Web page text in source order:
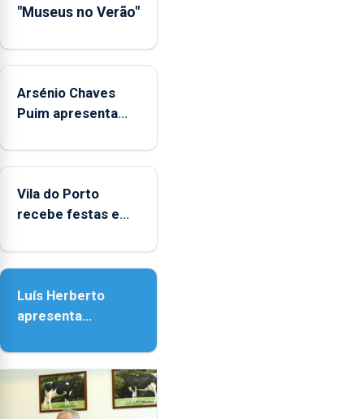
de
aos
durante
o
de
entre
as
e
as
18h00.
"Museus no Verão"
Arsénio Chaves
Puim apresenta
de Vila do Porto
Vila do Porto
recebe festas em
Senhora da
Luís Herberto
apresenta
Paisagem’